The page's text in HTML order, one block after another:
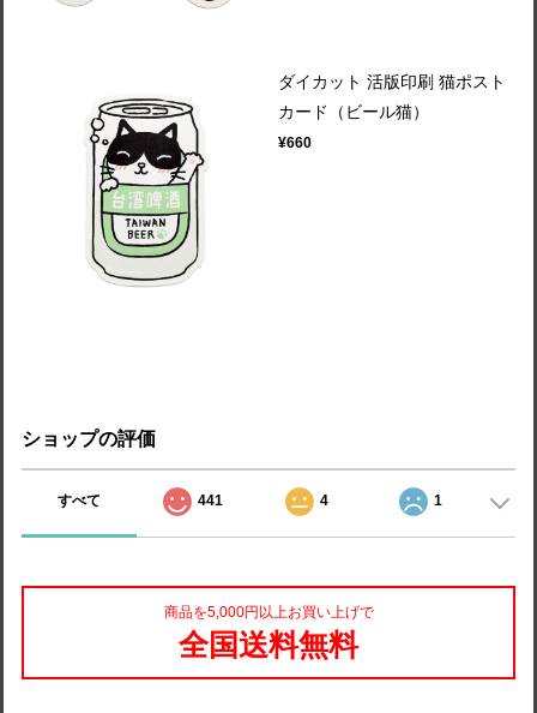
ダイカット 活版印刷 猫ポスト
カード（ビール猫）
¥660
ショップの評価
すべて 441 4 1
商品を5,000円以上お買い上げで
全国送料無料